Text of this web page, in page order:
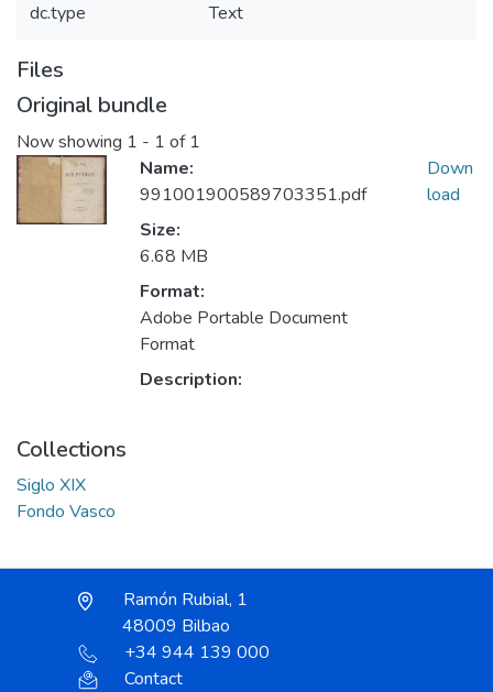
dc.type Text
Files
Original bundle
Now showing 1 - 1 of 1
Name:
991001900589703351.pdf
Size:
6.68 MB
Format:
Adobe Portable Document
Format
Description:
Down
load
Collections
Siglo XIX
Fondo Vasco
Ramón Rubial, 1
48009 Bilbao
+34 944 139 000
Contact